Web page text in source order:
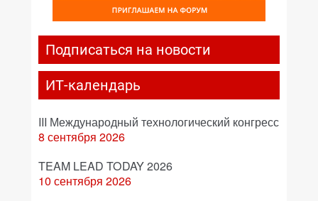
Подписаться на новости
ИТ-календарь
III Международный технологический конгресс
8 сентября 2026
TEAM LEAD TODAY 2026
10 сентября 2026